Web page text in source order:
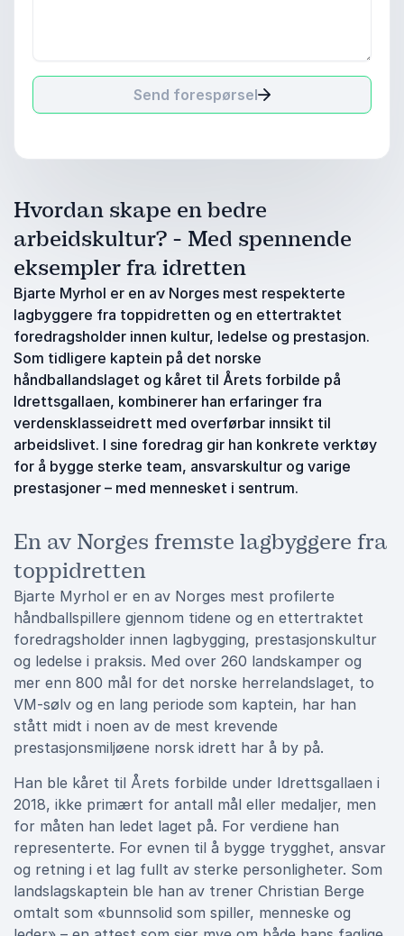
Send forespørsel
Hvordan skape en bedre
arbeidskultur? - Med spennende
eksempler fra idretten
Bjarte Myrhol er en av Norges mest respekterte
lagbyggere fra toppidretten og en ettertraktet
foredragsholder innen kultur, ledelse og prestasjon.
Som tidligere kaptein på det norske
håndballandslaget og kåret til Årets forbilde på
Idrettsgallaen, kombinerer han erfaringer fra
verdensklasseidrett med overførbar innsikt til
arbeidslivet. I sine foredrag gir han konkrete verktøy
for å bygge sterke team, ansvarskultur og varige
prestasjoner – med mennesket i sentrum.
En av Norges fremste lagbyggere fra
toppidretten
Bjarte Myrhol er en av Norges mest profilerte
håndballspillere gjennom tidene og en ettertraktet
foredragsholder innen lagbygging, prestasjonskultur
og ledelse i praksis. Med over 260 landskamper og
mer enn 800 mål for det norske herrelandslaget, to
VM-sølv og en lang periode som kaptein, har han
stått midt i noen av de mest krevende
prestasjonsmiljøene norsk idrett har å by på.
Han ble kåret til Årets forbilde under Idrettsgallaen i
2018, ikke primært for antall mål eller medaljer, men
for måten han ledet laget på. For verdiene han
representerte. For evnen til å bygge trygghet, ansvar
og retning i et lag fullt av sterke personligheter. Som
landslagskaptein ble han av trener Christian Berge
omtalt som «bunnsolid som spiller, menneske og